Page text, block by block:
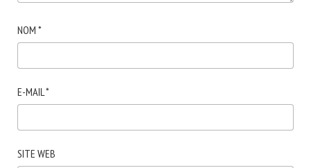
NOM *
E-MAIL *
SITE WEB